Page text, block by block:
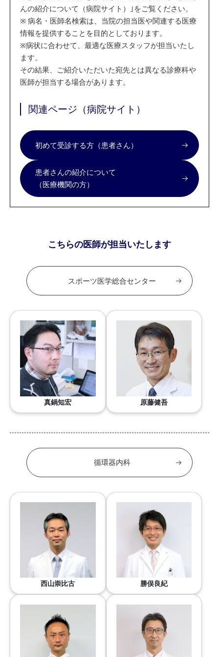
んの紹介について（病院サイト）｣をご覧ください。
※ 病名・医師名検索は、当院の担当医や関連する医療
情報を提供することを目的としております。
※病状に合わせて、最適な医療スタッフが担当いたし
ます。
その結果、ご紹介いただいた宛先とは異なる診療科や
医師が担当する場合があります。
関連ページ（病院サイト）
初めて受診する方（患者さん）
患者さんの紹介について
（医療機関の方）
こちらの医師が担当いたします
スポーツ医学総合センター
真鍋知宏 原藤健吾
循環器内科
西山崇比古 勝俣良紀